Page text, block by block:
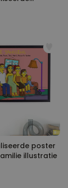
Gezicht als
poster
illustratie